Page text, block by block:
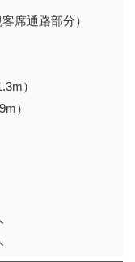
席通路部分）
）
）